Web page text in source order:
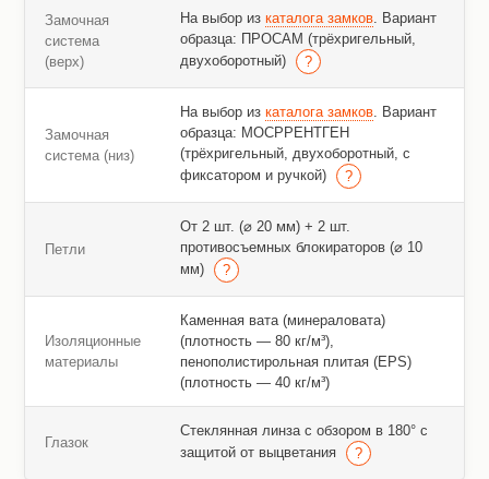
Замочная
система
(верх)
На выбор из каталога замков. Вариант
образца: ПРОСАМ (трёхригельный,
двухоборотный)
Замочная
система (низ)
На выбор из каталога замков. Вариант
образца: МОСРРЕНТГЕН
(трёхригельный, двухоборотный, с
фиксатором и ручкой)
Петли
От 2 шт. (⌀ 20 мм) + 2 шт.
противосъемных блокираторов (⌀ 10
мм)
Изоляционные
материалы
Каменная вата (минераловата)
(плотность — 80 кг/м³),
пенополистирольная плитая (EPS)
(плотность — 40 кг/м³)
Глазок
Стеклянная линза с обзором в 180° с
защитой от выцветания